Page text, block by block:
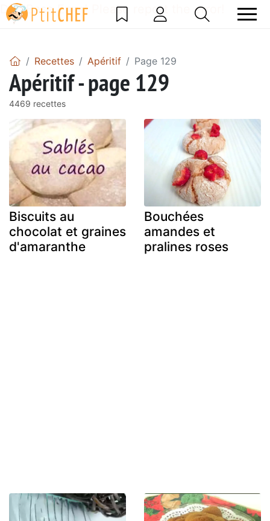
DataBase Error! Please report the error!
Recettes Apéritif Page 129
Apéritif - page 129
4469 recettes
Biscuits au
chocolat et graines
d'amaranthe
Bouchées
amandes et
pralines roses